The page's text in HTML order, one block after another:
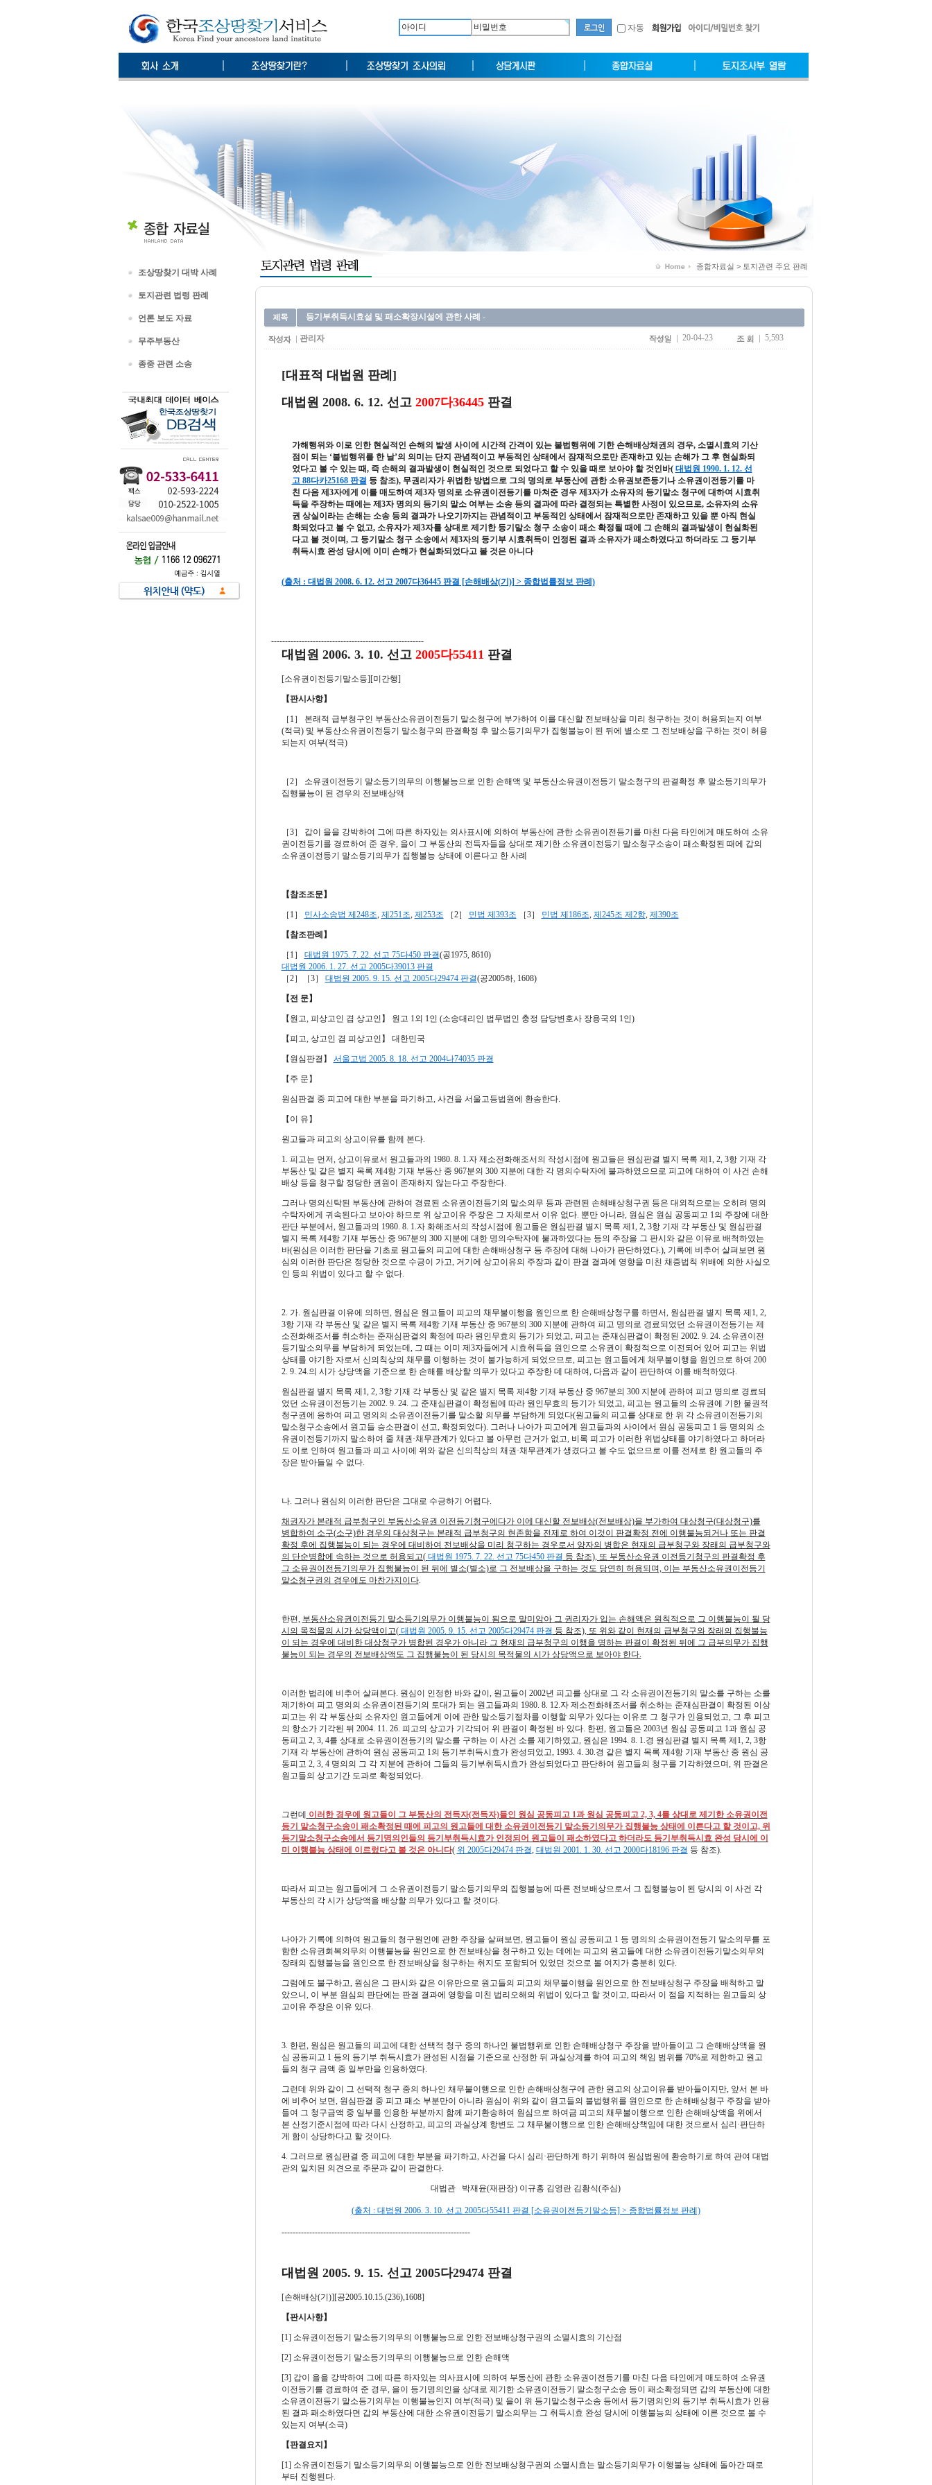
자동
조상땅찾기 대박 사례
토지관련 법령 판례
언론 보도 자료
무주부동산
종중 관련 소송
종합자료실 > 토지관련 주요 판례
등기부취득시효설 및 패소확장시설에 관한 사례 -
관리자 20-04-23 5,593
[대표적 대법원 판례]
대법원 2008. 6. 12. 선고 2007다36445판결
가해행위와 이로 인한 현실적인 손해의 발생 사이에 시간적 간격이 있는 불법행위에 기한 손해배상채권의 경우, 소멸시효의 기산
점이 되는 ‘불법행위를 한 날’의 의미는 단지 관념적이고 부동적인 상태에서 잠재적으로만 존재하고 있는 손해가 그 후 현실화되
었다고 볼 수 있는 때, 즉 손해의 결과발생이 현실적인 것으로 되었다고 할 수 있을 때로 보아야 할 것인바( 대법원 1990. 1. 12. 선
고 88다카25168 판결 등 참조), 무권리자가 위법한 방법으로 그의 명의로 부동산에 관한 소유권보존등기나 소유권이전등기를 마
친 다음 제3자에게 이를 매도하여 제3자 명의로 소유권이전등기를 마쳐준 경우 제3자가 소유자의 등기말소 청구에 대하여 시효취
득을 주장하는 때에는 제3자 명의의 등기의 말소 여부는 소송 등의 결과에 따라 결정되는 특별한 사정이 있으므로, 소유자의 소유
권 상실이라는 손해는 소송 등의 결과가 나오기까지는 관념적이고 부동적인 상태에서 잠재적으로만 존재하고 있을 뿐 아직 현실
화되었다고 볼 수 없고, 소유자가 제3자를 상대로 제기한 등기말소 청구 소송이 패소 확정될 때에 그 손해의 결과발생이 현실화된
다고 볼 것이며, 그 등기말소 청구 소송에서 제3자의 등기부 시효취득이 인정된 결과 소유자가 패소하였다고 하더라도 그 등기부
취득시효 완성 당시에 이미 손해가 현실화되었다고 볼 것은 아니다
(출처 : 대법원 2008. 6. 12. 선고 2007다36445 판결 [손해배상(기)] > 종합법률정보 판례)
-------------------------------------------------------
대법원 2006. 3. 10. 선고 2005다55411 판결
[소유권이전등기말소등][미간행]
【판시사항】
［1］ 본래적 급부청구인 부동산소유권이전등기 말소청구에 부가하여 이를 대신할 전보배상을 미리 청구하는 것이 허용되는지 여부
(적극) 및 부동산소유권이전등기 말소청구의 판결확정 후 말소등기의무가 집행불능이 된 뒤에 별소로 그 전보배상을 구하는 것이 허용
되는지 여부(적극)
［2］ 소유권이전등기 말소등기의무의 이행불능으로 인한 손해액 및 부동산소유권이전등기 말소청구의 판결확정 후 말소등기의무가
집행불능이 된 경우의 전보배상액
［3］ 갑이 을을 강박하여 그에 따른 하자있는 의사표시에 의하여 부동산에 관한 소유권이전등기를 마친 다음 타인에게 매도하여 소유
권이전등기를 경료하여 준 경우, 을이 그 부동산의 전득자들을 상대로 제기한 소유권이전등기 말소청구소송이 패소확정된 때에 갑의
소유권이전등기 말소등기의무가 집행불능 상태에 이른다고 한 사례
【참조조문】
［1］ 민사소송법 제248조 제251조 제253조 ［2］ 민법 제393조 ［3］ 민법 제186조 제245조 제2항, 제390조
【참조판례】
［1］ 대법원 1975. 7. 22. 선고 75다450 판결(공1975, 8610)
대법원 2006. 1. 27. 선고 2005다39013 판결
［2］［3］ 대법원 2005. 9. 15. 선고 2005다29474 판결(공2005하, 1608)
【전 문】
【원고, 피상고인 겸 상고인】 원고 1외 1인 (소송대리인 법무법인 충정 담당변호사 장용국외 1인)
【피고, 상고인 겸 피상고인】 대한민국
【원심판결】 서울고법 2005. 8. 18. 선고 2004나74035 판결
【주 문】
원심판결 중 피고에 대한 부분을 파기하고, 사건을 서울고등법원에 환송한다.
【이 유】
원고들과 피고의 상고이유를 함께 본다.
1. 피고는 먼저, 상고이유로서 원고들과의 1980. 8. 1.자 제소전화해조서의 작성시점에 원고들은 원심판결 별지 목록 제1, 2, 3항 기재 각
부동산 및 같은 별지 목록 제4항 기재 부동산 중 967분의 300 지분에 대한 각 명의수탁자에 불과하였으므로 피고에 대하여 이 사건 손해
배상 등을 청구할 정당한 권원이 존재하지 않는다고 주장한다.
그러나 명의신탁된 부동산에 관하여 경료된 소유권이전등기의 말소의무 등과 관련된 손해배상청구권 등은 대외적으로는 오히려 명의
수탁자에게 귀속된다고 보아야 하므로 위 상고이유 주장은 그 자체로서 이유 없다. 뿐만 아니라, 원심은 원심 공동피고 1의 주장에 대한
판단 부분에서, 원고들과의 1980. 8. 1.자 화해조서의 작성시점에 원고들은 원심판결 별지 목록 제1, 2, 3항 기재 각 부동산 및 원심판결
별지 목록 제4항 기재 부동산 중 967분의 300 지분에 대한 명의수탁자에 불과하였다는 등의 주장을 그 판시와 같은 이유로 배척하였는
바(원심은 이러한 판단을 기초로 원고들의 피고에 대한 손해배상청구 등 주장에 대해 나아가 판단하였다.), 기록에 비추어 살펴보면 원
심의 이러한 판단은 정당한 것으로 수긍이 가고, 거기에 상고이유의 주장과 같이 판결 결과에 영향을 미친 채증법칙 위배에 의한 사실오
인 등의 위법이 있다고 할 수 없다.
2. 가. 원심판결 이유에 의하면, 원심은 원고들이 피고의 채무불이행을 원인으로 한 손해배상청구를 하면서, 원심판결 별지 목록 제1, 2,
3항 기재 각 부동산 및 같은 별지 목록 제4항 기재 부동산 중 967분의 300 지분에 관하여 피고 명의로 경료되었던 소유권이전등기는 제
소전화해조서를 취소하는 준재심판결의 확정에 따라 원인무효의 등기가 되었고, 피고는 준재심판결이 확정된 2002. 9. 24. 소유권이전
등기말소의무를 부담하게 되었는데, 그 때는 이미 제3자들에게 시효취득을 원인으로 소유권이 확정적으로 이전되어 있어 피고는 위법
상태를 야기한 자로서 신의칙상의 채무를 이행하는 것이 불가능하게 되었으므로, 피고는 원고들에게 채무불이행을 원인으로 하여 200
2. 9. 24.의 시가 상당액을 기준으로 한 손해를 배상할 의무가 있다고 주장한 데 대하여, 다음과 같이 판단하여 이를 배척하였다.
원심판결 별지 목록 제1, 2, 3항 기재 각 부동산 및 같은 별지 목록 제4항 기재 부동산 중 967분의 300 지분에 관하여 피고 명의로 경료되
었던 소유권이전등기는 2002. 9. 24. 그 준재심판결이 확정됨에 따라 원인무효의 등기가 되었고, 피고는 원고들의 소유권에 기한 물권적
청구권에 응하여 피고 명의의 소유권이전등기를 말소할 의무를 부담하게 되었다(원고들의 피고를 상대로 한 위 각 소유권이전등기의
말소청구소송에서 원고들 승소판결이 선고, 확정되었다). 그러나 나아가 피고에게 원고들과의 사이에서 원심 공동피고 1 등 명의의 소
유권이전등기까지 말소하여 줄 채권·채무관계가 있다고 볼 아무런 근거가 없고, 비록 피고가 이러한 위법상태를 야기하였다고 하더라
도 이로 인하여 원고들과 피고 사이에 위와 같은 신의칙상의 채권·채무관계가 생겼다고 볼 수도 없으므로 이를 전제로 한 원고들의 주
장은 받아들일 수 없다.
나. 그러나 원심의 이러한 판단은 그대로 수긍하기 어렵다.
채권자가 본래적 급부청구인 부동산소유권 이전등기청구에다가 이에 대신할 전보배상(전보배상)을 부가하여 대상청구(대상청구)를
병합하여 소구(소구)한 경우의 대상청구는 본래적 급부청구의 현존함을 전제로 하여 이것이 판결확정 전에 이행불능되거나 또는 판결
확정 후에 집행불능이 되는 경우에 대비하여 전보배상을 미리 청구하는 경우로서 양자의 병합은 현재의 급부청구와 장래의 급부청구와
의 단순병합에 속하는 것으로 허용되고( 대법원 1975. 7. 22. 선고 75다450 판결 등 참조), 또 부동산소유권 이전등기청구의 판결확정 후
그 소유권이전등기의무가 집행불능이 된 뒤에 별소(별소)로 그 전보배상을 구하는 것도 당연히 허용되며, 이는 부동산소유권이전등기
말소청구권의 경우에도 마찬가지이다.
한편, 부동산소유권이전등기 말소등기의무가 이행불능이 됨으로 말미암아 그 권리자가 입는 손해액은 원칙적으로 그 이행불능이 될 당
시의 목적물의 시가 상당액이고( 대법원 2005. 9. 15. 선고 2005다29474 판결 등 참조), 또 위와 같이 현재의 급부청구와 장래의 집행불능
이 되는 경우에 대비한 대상청구가 병합된 경우가 아니라 그 현재의 급부청구의 이행을 명하는 판결이 확정된 뒤에 그 급부의무가 집행
불능이 되는 경우의 전보배상액도 그 집행불능이 된 당시의 목적물의 시가 상당액으로 보아야 한다.
이러한 법리에 비추어 살펴본다. 원심이 인정한 바와 같이, 원고들이 2002년 피고를 상대로 그 각 소유권이전등기의 말소를 구하는 소를
제기하여 피고 명의의 소유권이전등기의 토대가 되는 원고들과의 1980. 8. 12.자 제소전화해조서를 취소하는 준재심판결이 확정된 이상
피고는 위 각 부동산의 소유자인 원고들에게 이에 관한 말소등기절차를 이행할 의무가 있다는 이유로 그 청구가 인용되었고, 그 후 피고
의 항소가 기각된 뒤 2004. 11. 26. 피고의 상고가 기각되어 위 판결이 확정된 바 있다. 한편, 원고들은 2003년 원심 공동피고 1과 원심 공
동피고 2, 3, 4를 상대로 소유권이전등기의 말소를 구하는 이 사건 소를 제기하였고, 원심은 1994. 8. 1.경 원심판결 별지 목록 제1, 2, 3항
기재 각 부동산에 관하여 원심 공동피고 1의 등기부취득시효가 완성되었고, 1993. 4. 30.경 같은 별지 목록 제4항 기재 부동산 중 원심 공
동피고 2, 3, 4 명의의 그 각 지분에 관하여 그들의 등기부취득시효가 완성되었다고 판단하여 원고들의 청구를 기각하였으며, 위 판결은
원고들의 상고기간 도과로 확정되었다.
그런데 이러한 경우에 원고들이 그 부동산의 전득자(전득자)들인 원심 공동피고 1과 원심 공동피고 2, 3, 4를 상대로 제기한 소유권이전
등기 말소청구소송이 패소확정된 때에 피고의 원고들에 대한 소유권이전등기 말소등기의무가 집행불능 상태에 이른다고 할 것이고, 위
등기말소청구소송에서 등기명의인들의 등기부취득시효가 인정되어 원고들이 패소하였다고 하더라도 등기부취득시효 완성 당시에 이
미 이행불능 상태에 이르렀다고 볼 것은 아니다( 위 2005다29474 판결 대법원 2001. 1. 30. 선고 2000다18196 판결 등 참조).
따라서 피고는 원고들에게 그 소유권이전등기 말소등기의무의 집행불능에 따른 전보배상으로서 그 집행불능이 된 당시의 이 사건 각
부동산의 각 시가 상당액을 배상할 의무가 있다고 할 것이다.
나아가 기록에 의하여 원고들의 청구원인에 관한 주장을 살펴보면, 원고들이 원심 공동피고 1 등 명의의 소유권이전등기 말소의무를 포
함한 소유권회복의무의 이행불능을 원인으로 한 전보배상을 청구하고 있는 데에는 피고의 원고들에 대한 소유권이전등기말소의무의
장래의 집행불능을 원인으로 한 전보배상을 청구하는 취지도 포함되어 있었던 것으로 볼 여지가 충분히 있다.
그럼에도 불구하고, 원심은 그 판시와 같은 이유만으로 원고들의 피고의 채무불이행을 원인으로 한 전보배상청구 주장을 배척하고 말
았으니, 이 부분 원심의 판단에는 판결 결과에 영향을 미친 법리오해의 위법이 있다고 할 것이고, 따라서 이 점을 지적하는 원고들의 상
고이유 주장은 이유 있다.
3. 한편, 원심은 원고들의 피고에 대한 선택적 청구 중의 하나인 불법행위로 인한 손해배상청구 주장을 받아들이고 그 손해배상액을 원
심 공동피고 1 등의 등기부 취득시효가 완성된 시점을 기준으로 산정한 뒤 과실상계를 하여 피고의 책임 범위를 70%로 제한하고 원고
들의 청구 금액 중 일부만을 인용하였다.
그런데 위와 같이 그 선택적 청구 중의 하나인 채무불이행으로 인한 손해배상청구에 관한 원고의 상고이유를 받아들이지만, 앞서 본 바
에 비추어 보면, 원심판결 중 피고 패소 부분만이 아니라 원심이 위와 같이 원고들의 불법행위를 원인으로 한 손해배상청구 주장을 받아
들여 그 청구금액 중 일부를 인용한 부분까지 함께 파기환송하여 원심으로 하여금 피고의 채무불이행으로 인한 손해배상액을 위에서
본 산정기준시점에 따라 다시 산정하고, 피고의 과실상계 항변도 그 채무불이행으로 인한 손해배상책임에 대한 것으로서 심리·판단하
게 함이 상당하다고 할 것이다.
4. 그러므로 원심판결 중 피고에 대한 부분을 파기하고, 사건을 다시 심리·판단하게 하기 위하여 원심법원에 환송하기로 하여 관여 대법
관의 일치된 의견으로 주문과 같이 판결한다.
대법관 박재윤(재판장) 이규홍 김영란 김황식(주심)
(출처 : 대법원 2006. 3. 10. 선고 2005다55411 판결 [소유권이전등기말소등] > 종합법률정보 판례)
--------------------------------------------------------------------
대법원 2005. 9. 15. 선고 2005다29474 판결
[손해배상(기)][공2005.10.15.(236),1608]
【판시사항】
[1] 소유권이전등기 말소등기의무의 이행불능으로 인한 전보배상청구권의 소멸시효의 기산점
[2] 소유권이전등기 말소등기의무의 이행불능으로 인한 손해액
[3] 갑이 을을 강박하여 그에 따른 하자있는 의사표시에 의하여 부동산에 관한 소유권이전등기를 마친 다음 타인에게 매도하여 소유권
이전등기를 경료하여 준 경우, 을이 등기명의인을 상대로 제기한 소유권이전등기 말소청구소송 등이 패소확정되면 갑의 부동산에 대한
소유권이전등기 말소등기의무는 이행불능인지 여부(적극) 및 을이 위 등기말소청구소송 등에서 등기명의인의 등기부 취득시효가 인용
된 결과 패소하였다면 갑의 부동산에 대한 소유권이전등기 말소의무는 그 취득시효 완성 당시에 이행불능의 상태에 이른 것으로 볼 수
있는지 여부(소극)
【판결요지】
[1] 소유권이전등기 말소등기의무의 이행불능으로 인한 전보배상청구권의 소멸시효는 말소등기의무가 이행불능 상태에 돌아간 때로
부터 진행된다.